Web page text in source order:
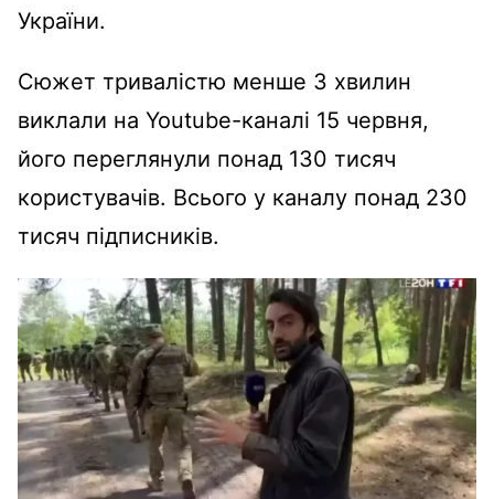
України.
Сюжет тривалістю менше 3 хвилин
виклали на Youtube-каналі 15 червня,
його переглянули понад 130 тисяч
користувачів. Всього у каналу понад 230
тисяч підписників.